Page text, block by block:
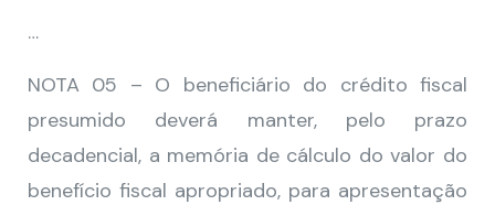
…
NOTA 05 – O beneficiário do crédito fiscal
presumido deverá manter, pelo prazo
decadencial, a memória de cálculo do valor do
benefício fiscal apropriado, para apresentação